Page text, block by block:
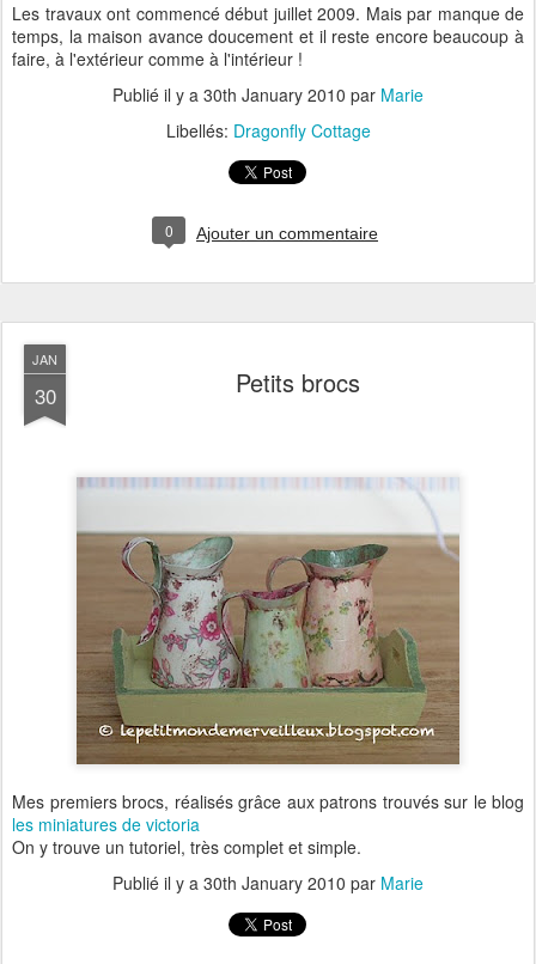
Les travaux ont commencé début juillet 2009. Mais par manque de
temps, la maison avance doucement et il reste encore beaucoup à
faire, à l'extérieur comme à l'intérieur !
Publié il y a 30th January 2010 par Marie
Libellés: Dragonfly Cottage
0 Ajouter un commentaire
JAN
30 Petits brocs
Mes premiers brocs, réalisés grâce aux patrons trouvés sur le blog
les miniatures de victoria
On y trouve un tutoriel, très complet et simple.
Publié il y a 30th January 2010 par Marie